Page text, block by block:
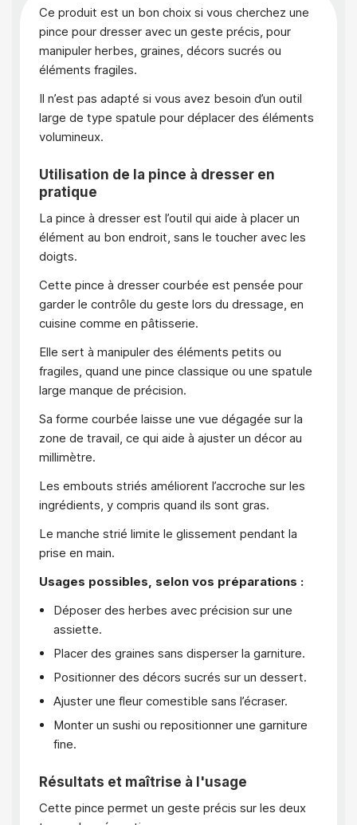
Ce produit est un bon choix si vous cherchez une
pince pour dresser avec un geste précis, pour
manipuler herbes, graines, décors sucrés ou
éléments fragiles.
Il n’est pas adapté si vous avez besoin d’un outil
large de type spatule pour déplacer des éléments
volumineux.
Utilisation de la pince à dresser en
pratique
La pince à dresser est l’outil qui aide à placer un
élément au bon endroit, sans le toucher avec les
doigts.
Cette pince à dresser courbée est pensée pour
garder le contrôle du geste lors du dressage, en
cuisine comme en pâtisserie.
Elle sert à manipuler des éléments petits ou
fragiles, quand une pince classique ou une spatule
large manque de précision.
Sa forme courbée laisse une vue dégagée sur la
zone de travail, ce qui aide à ajuster un décor au
millimètre.
Les embouts striés améliorent l’accroche sur les
ingrédients, y compris quand ils sont gras.
Le manche strié limite le glissement pendant la
prise en main.
Usages possibles, selon vos préparations :
Déposer des herbes avec précision sur une
assiette.
Placer des graines sans disperser la garniture.
Positionner des décors sucrés sur un dessert.
Ajuster une fleur comestible sans l’écraser.
Monter un sushi ou repositionner une garniture
fine.
Résultats et maîtrise à l'usage
Cette pince permet un geste précis sur les deux